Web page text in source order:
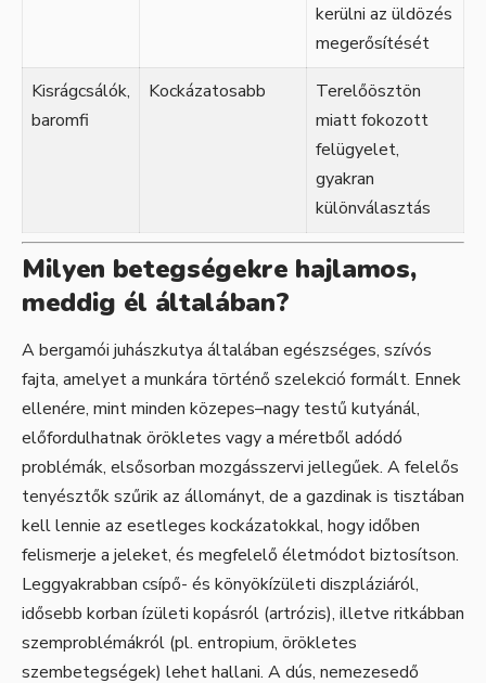
kerülni az üldözés
megerősítését
Kisrágcsálók,
baromfi
Kockázatosabb
Terelőösztön
miatt fokozott
felügyelet,
gyakran
különválasztás
Milyen betegségekre hajlamos,
meddig él általában?
A bergamói juhászkutya általában egészséges, szívós
fajta, amelyet a munkára történő szelekció formált. Ennek
ellenére, mint minden közepes–nagy testű kutyánál,
előfordulhatnak örökletes vagy a méretből adódó
problémák, elsősorban mozgásszervi jellegűek. A felelős
tenyésztők szűrik az állományt, de a gazdinak is tisztában
kell lennie az esetleges kockázatokkal, hogy időben
felismerje a jeleket, és megfelelő életmódot biztosítson.
Leggyakrabban csípő- és könyökízületi diszpláziáról,
idősebb korban ízületi kopásról (artrózis), illetve ritkábban
szemproblémákról (pl. entropium, örökletes
szembetegségek) lehet hallani. A dús, nemezesedő